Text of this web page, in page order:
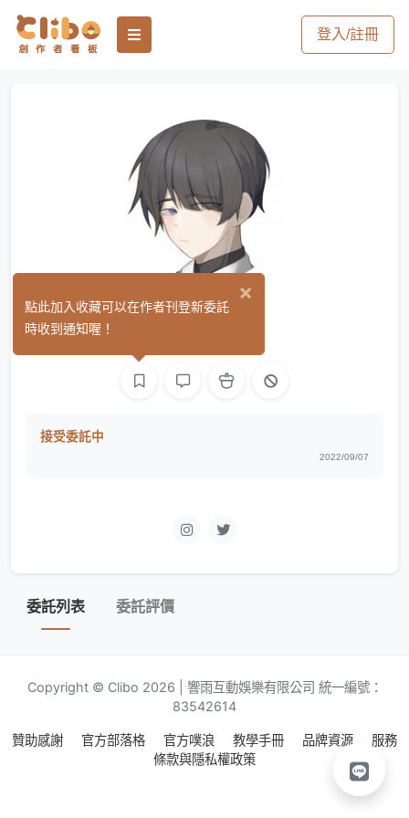
登入/註冊
新入 (0)
接受委託中
2022/09/07
委託列表 委託評價
Copyright © Clibo 2026 | 響雨互動娛樂有限公司 統一編號：
83542614
贊助感謝 官方部落格 官方噗浪 教學手冊 品牌資源
服務
條款與隱私權政策
×
點此加入收藏可以在作者刊登新委託
時收到通知喔！